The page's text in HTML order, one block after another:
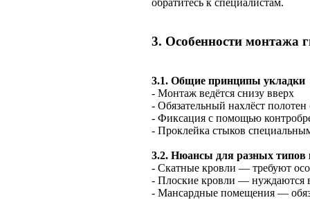
3. Особенности монтажа
3.1. Общие принципы укладки
- Монтаж ведётся снизу вверх
- Обязательный нахлёст
- Фиксация с помощью
- Проклейка стыков
3.2. Нюансы для разных типов
- Скатные кровли — требуют
- Плоские кровли — нуждаются
- Мансардные помещения —